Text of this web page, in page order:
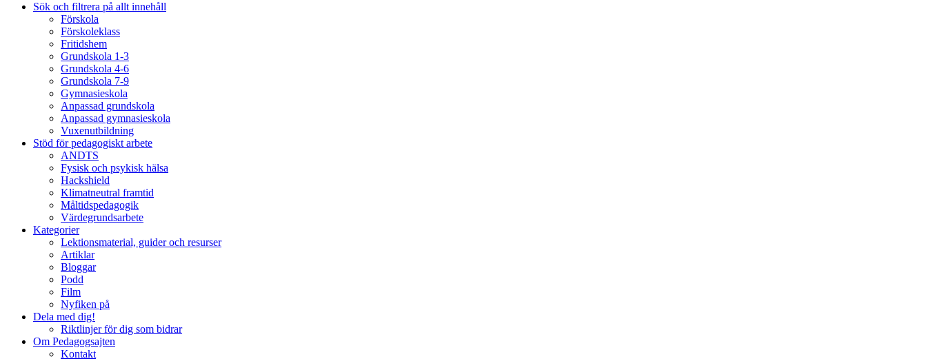
Sök och filtrera på allt innehåll
Förskola
Förskoleklass
Fritidshem
Grundskola 1-3
Grundskola 4-6
Grundskola 7-9
Gymnasieskola
Anpassad grundskola
Anpassad gymnasieskola
Vuxenutbildning
Stöd för pedagogiskt arbete
ANDTS
Fysisk och psykisk hälsa
Hackshield
Klimatneutral framtid
Måltidspedagogik
Värdegrundsarbete
Kategorier
Lektionsmaterial, guider och resurser
Artiklar
Bloggar
Podd
Film
Nyfiken på
Dela med dig!
Riktlinjer för dig som bidrar
Om Pedagogsajten
Kontakt